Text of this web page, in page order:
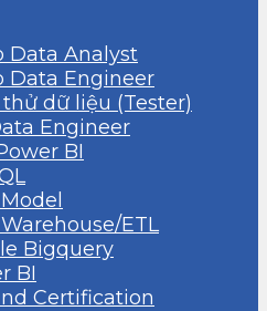
Data Analyst
Data Engineer
dữ liệu (Tester)
Engineer
BI
ETL
Bigquery
BI
Certification